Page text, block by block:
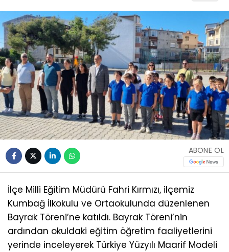
ABONE OL
İlçe Milli Eğitim Müdürü Fahri Kırmızı, ilçemiz
Kumbağ İlkokulu ve Ortaokulunda düzenlenen
Bayrak Töreni’ne katıldı. Bayrak Töreni’nin
ardından okuldaki eğitim öğretim faaliyetlerini
yerinde inceleyerek Türkiye Yüzyılı Maarif Modeli